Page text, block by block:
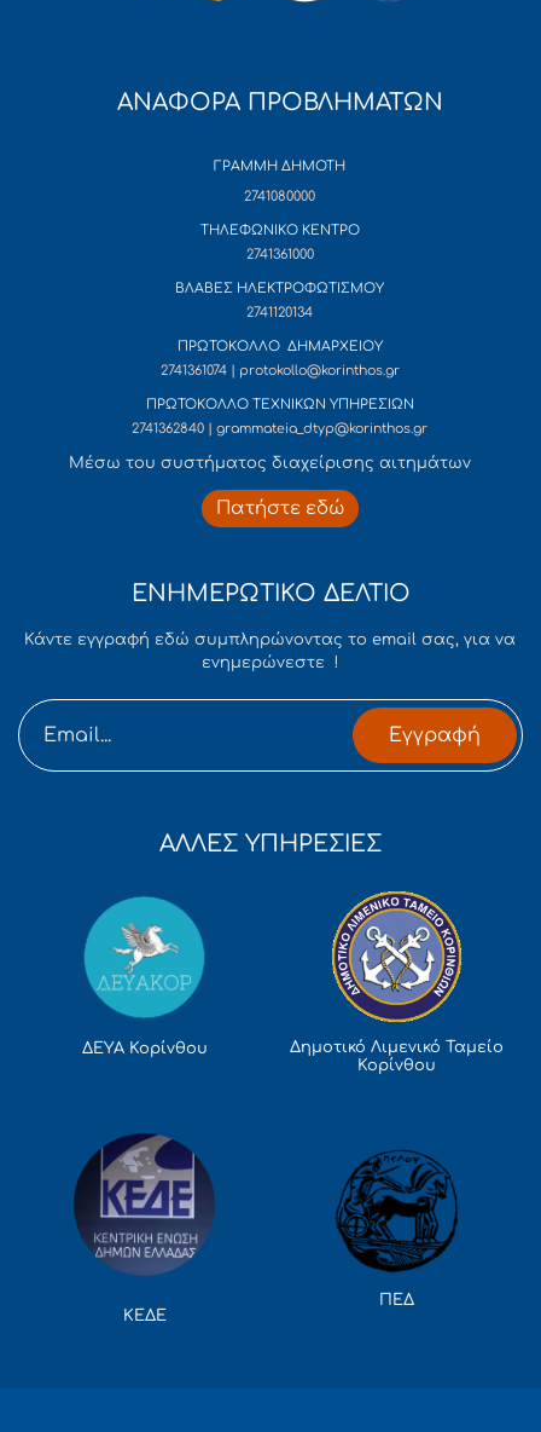
ΑΝΑΦΟΡΑ ΠΡΟΒΛΗΜΑΤΩΝ
ΓΡΑΜΜΗ ΔΗΜΟΤΗ
2741080000
ΤΗΛΕΦΩΝΙΚΟ ΚΕΝΤΡΟ
2741361000
ΒΛΑΒΕΣ ΗΛΕΚΤΡΟΦΩΤΙΣΜΟΥ
2741120134
ΠΡΩΤΟΚΟΛΛΟ ΔΗΜΑΡΧΕΙΟΥ
2741361074 | protokollo@korinthos.gr
ΠΡΩΤΟΚΟΛΛΟ ΤΕΧΝΙΚΩΝ ΥΠΗΡΕΣΙΩΝ
2741362840 | grammateia_dtyp@korinthos.gr
Mέσω του συστήματος διαχείρισης αιτημάτων
Πατήστε εδώ
ΕΝΗΜΕΡΩΤΙΚΟ ΔΕΛΤΙΟ
Κάντε εγγραφή εδώ συμπληρώνοντας το email σας, για να
ενημερώνεστε !
Εγγραφή
ΑΛΛΕΣ ΥΠΗΡΕΣΙΕΣ
ΔΕΥΑ Κορίνθου
Δημοτικό Λιμενικό Ταμείο
Κορίνθου
ΚΕΔΕ
ΠΕΔ